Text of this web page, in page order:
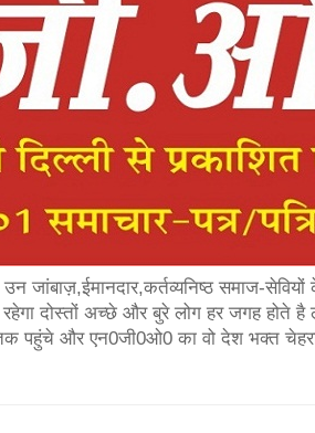
जांबाज़,ईमानदार,कर्तव्यनिष्ठ समाज-
दोस्तों अच्छे और बुरे लोग हर जगह होते है
पहुंचे और एन0जी0ओ0 का वो देश भक्त चेहरा